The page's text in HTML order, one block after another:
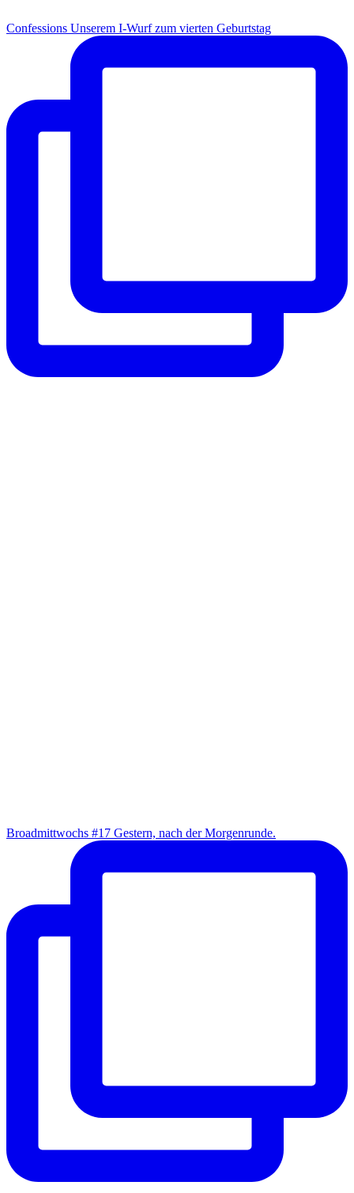
Con­fes­si­ons Unse­rem I-Wurf zum vier­ten Geburtstag
Broad­mitt­wochs #17 Ges­tern, nach der Morgenrunde.